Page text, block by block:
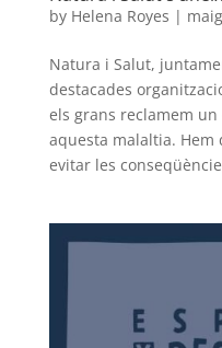
by Helena Royes |
Natura i Salut,
destacades
els grans reclamem
aquesta malaltia. Hem
evitar les